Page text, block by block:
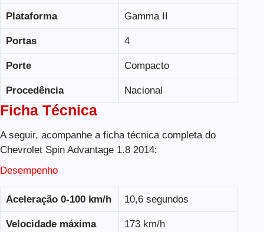
Plataforma Gamma II
Portas 4
Porte Compacto
Procedência Nacional
Ficha Técnica
A seguir, acompanhe a ficha técnica completa do
Chevrolet Spin Advantage 1.8 2014:
Desempenho
Aceleração 0-100 km/h 10,6 segundos
Velocidade máxima
173 km/h